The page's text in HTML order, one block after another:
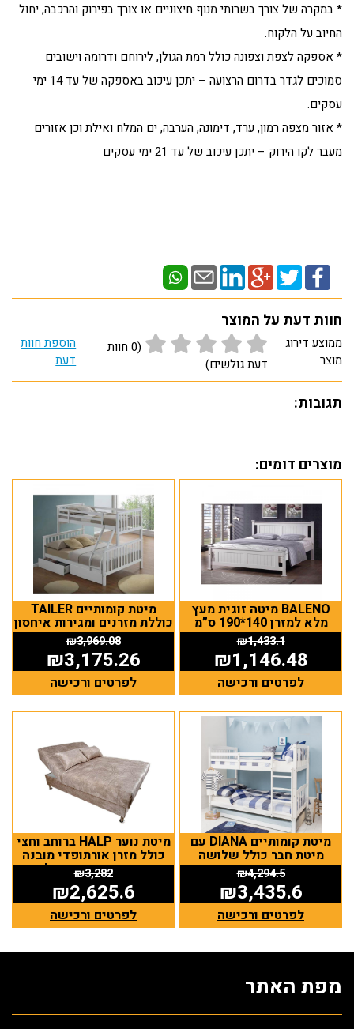
* במקרה של צורך בשרותי מנוף חיצוניים או צורך בפירוק והרכבה, יחול
החיוב על הלקוח.
* אספקה לצפת וצפונה כולל רמת הגולן, לירוחם ודרומה וישובים
סמוכים לגדר בדרום הרצועה – יתכן עיכוב באספקה של עד 14 ימי
עסקים.
* אזור מצפה רמון, ערד, דימונה, הערבה, ים המלח ואילת וכן אזורים
מעבר לקו הירוק – יתכן עיכוב של עד 21 ימי עסקים
חוות דעת על המוצר
ממוצע דירוג
מוצר
(0 חוות
דעת גולשים)
הוספת חוות
דעת
תגובות:
מוצרים דומים:
BALENO מיטה זוגית מעץ
מלא למזרן 140*190 ס”מ
₪1,433.1
₪1,146.48
לפרטים ורכישה
מיטת קומותיים TAILER
כוללת מזרנים ומגירות איחסון
₪3,969.08
₪3,175.26
לפרטים ורכישה
מיטת קומותיים DIANA עם
מיטת חבר כולל שלושה
מזרנים₪4,294.5
₪3,435.6
לפרטים ורכישה
מיטת נוער HALP ברוחב וחצי
כולל מזרן אורתופדי מובנה
וארגז מצעים גדול
₪3,282
₪2,625.6
לפרטים ורכישה
מפת האתר